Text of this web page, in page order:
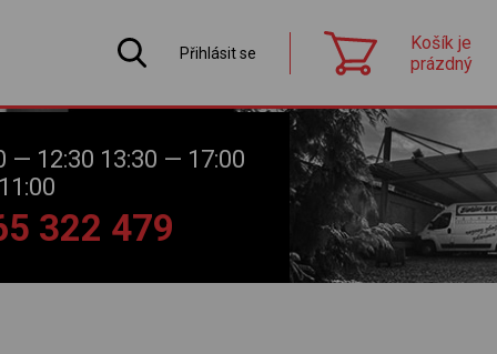
Přihlásit se
Košík je
prázdný
— 12:30 13:30 — 17:00
322 479